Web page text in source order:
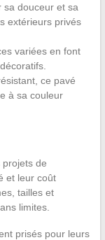
douceur et sa
extérieurs privés
variées en font
ce pavé
à sa couleur
de
et leur coût
tailles et
limites.
prisés pour leurs